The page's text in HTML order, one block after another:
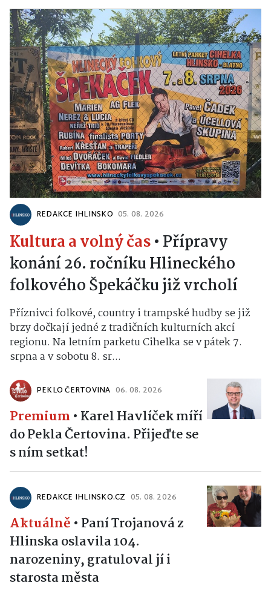
REDAKCE IHLINSKO 05. 08. 2026
Kultura a volný čas• Přípravy
konání 26. ročníku Hlineckého
folkového Špekáčku již vrcholí
Příznivci folkové, country i trampské hudby se již
brzy dočkají jedné z tradičních kulturních akcí
regionu. Na letním parketu Cihelka se v pátek 7.
srpna a v sobotu 8. sr...
PEKLO ČERTOVINA 06. 08. 2026
Premium • Karel Havlíček míří
do Pekla Čertovina. Přijeďte se
s ním setkat!
REDAKCE IHLINSKO.CZ 05. 08. 2026
Aktuálně • Paní Trojanová z
Hlinska oslavila 104.
narozeniny, gratuloval jí i
starosta města